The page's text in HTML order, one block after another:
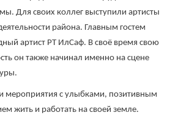
Для своих коллег выступили артисты
района. Главным гостем
артист РТ ИлСаф. В своё время свою
он также начинал именно на сцене
мероприятия с улыбками, позитивным
жить и работать на своей земле.